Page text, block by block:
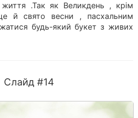
.Так як Великдень , крім
й свято весни , пасхальним
будь-який букет з живих
Слайд #14